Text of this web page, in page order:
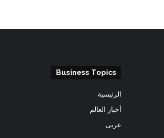
Business Topics
الرئيسية
أخبار العالم
عربى